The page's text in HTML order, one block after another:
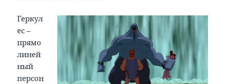
Геркул
ес –
прямо
линей
ный
персон